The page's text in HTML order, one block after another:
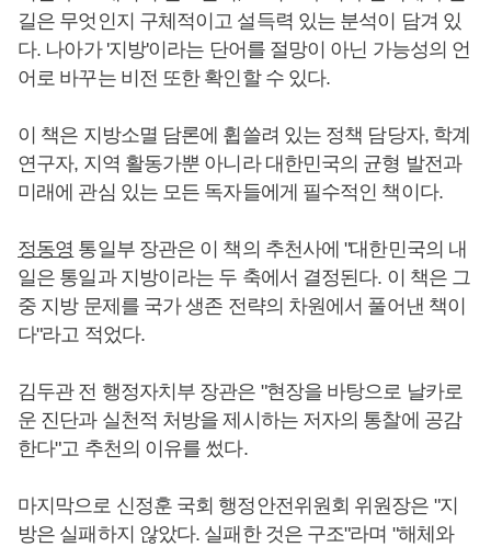
길은 무엇인지 구체적이고 설득력 있는 분석이 담겨 있
다. 나아가 '지방'이라는 단어를 절망이 아닌 가능성의 언
어로 바꾸는 비전 또한 확인할 수 있다.
이 책은 지방소멸 담론에 휩쓸려 있는 정책 담당자, 학계
연구자, 지역 활동가뿐 아니라 대한민국의 균형 발전과
미래에 관심 있는 모든 독자들에게 필수적인 책이다.
정동영 통일부 장관은 이 책의 추천사에 "대한민국의 내
일은 통일과 지방이라는 두 축에서 결정된다. 이 책은 그
중 지방 문제를 국가 생존 전략의 차원에서 풀어낸 책이
다"라고 적었다.
김두관 전 행정자치부 장관은 "현장을 바탕으로 날카로
운 진단과 실천적 처방을 제시하는 저자의 통찰에 공감
한다"고 추천의 이유를 썼다.
마지막으로 신정훈 국회 행정안전위원회 위원장은 "지
방은 실패하지 않았다. 실패한 것은 구조"라며 "해체와